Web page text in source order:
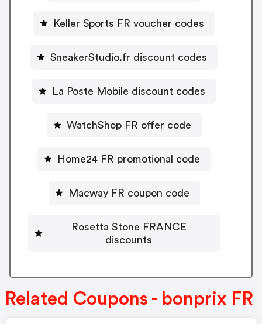
Keller Sports FR voucher codes
SneakerStudio.fr discount codes
La Poste Mobile discount codes
WatchShop FR offer code
Home24 FR promotional code
Macway FR coupon code
Rosetta Stone FRANCE
discounts
Related Coupons - bonprix FR